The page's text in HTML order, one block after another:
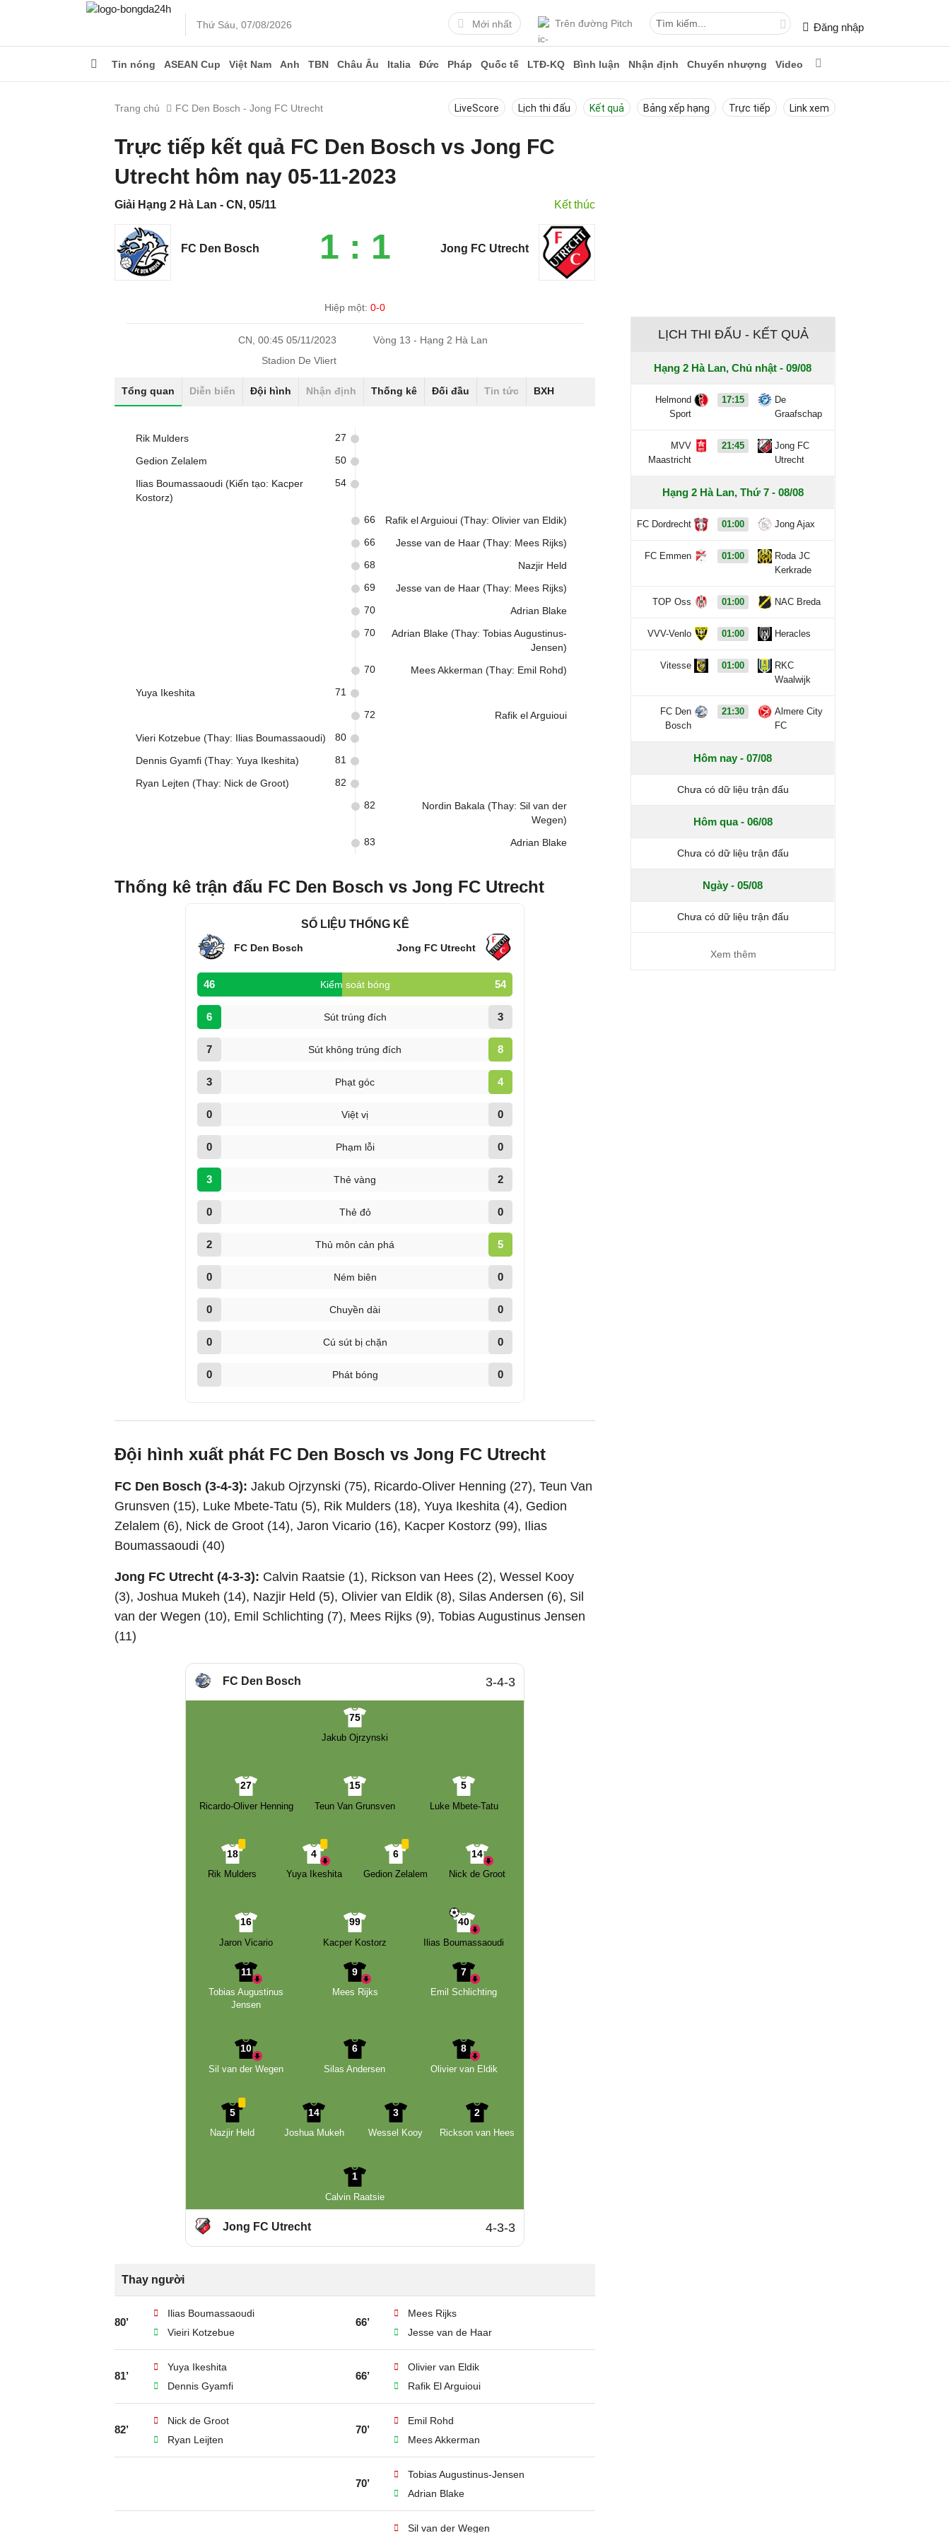
Thứ Sáu, 07/08/2026 Mới nhất Trên đường Pitch Đăng nhập
Tin nóng ASEAN Cup Việt Nam Anh TBN Châu Âu Italia Đức Pháp Quốc tế LTĐ-KQ Bình luận Nhận định Chuyển nhượng Video
Trang chủ FC Den Bosch - Jong FC Utrecht LiveScore Lịch thi đấu Kết quả Bảng xếp hạng Trực tiếp Link xem
Trực tiếp kết quả FC Den Bosch vs Jong FC
Utrecht hôm nay 05-11-2023
Giải Hạng 2 Hà Lan - CN, 05/11 Kết thúc
FC Den Bosch 1 : 1 Jong FC Utrecht
Hiệp một:0-0
CN, 00:45 05/11/2023
Vòng 13 - Hạng 2 Hà Lan
Stadion De Vliert
Tổng quan Diễn biến Đội hình Nhận định Thống kê Đối đầu Tin tức BXH
Rik Mulders 27
Gedion Zelalem 50
Ilias Boumassaoudi (Kiến tạo: Kacper
Kostorz)
54
Rafik el Arguioui (Thay: Olivier van Eldik)
66
Jesse van de Haar (Thay: Mees Rijks)
66
Nazjir Held
68
Jesse van de Haar (Thay: Mees Rijks)
69
Adrian Blake
70
Adrian Blake (Thay: Tobias Augustinus-
Jensen)
70
Mees Akkerman (Thay: Emil Rohd)
70
Yuya Ikeshita 71
Rafik el Arguioui
72
Vieri Kotzebue (Thay: Ilias Boumassaoudi) 80
Dennis Gyamfi (Thay: Yuya Ikeshita) 81
Ryan Lejten (Thay: Nick de Groot) 82
Nordin Bakala (Thay: Sil van der
Wegen)
82
Adrian Blake
83
Thống kê trận đấu FC Den Bosch vs Jong FC Utrecht
SỐ LIỆU THỐNG KÊ
FC Den Bosch Jong FC Utrecht
46 Kiểm soát bóng 54
6 Sút trúng đích 3
7 Sút không trúng đích 8
3 Phạt góc 4
0 Việt vị 0
0 Phạm lỗi 0
3 Thẻ vàng 2
0 Thẻ đỏ 0
2 Thủ môn cản phá 5
0 Ném biên 0
0 Chuyền dài 0
0 Cú sút bị chặn 0
0 Phát bóng 0
Đội hình xuất phát FC Den Bosch vs Jong FC Utrecht
FC Den Bosch (3-4-3): Jakub Ojrzynski (75), Ricardo-Oliver Henning (27), Teun Van
Grunsven (15), Luke Mbete-Tatu (5), Rik Mulders (18), Yuya Ikeshita (4), Gedion
Zelalem (6), Nick de Groot (14), Jaron Vicario (16), Kacper Kostorz (99), Ilias
Boumassaoudi (40)
Jong FC Utrecht (4-3-3): Calvin Raatsie (1), Rickson van Hees (2), Wessel Kooy
(3), Joshua Mukeh (14), Nazjir Held (5), Olivier van Eldik (8), Silas Andersen (6), Sil
van der Wegen (10), Emil Schlichting (7), Mees Rijks (9), Tobias Augustinus Jensen
(11)
FC Den Bosch 3-4-3
75
Jakub Ojrzynski
27
Ricardo-Oliver Henning
15
Teun Van Grunsven
5
Luke Mbete-Tatu
18
Rik Mulders
4
Yuya Ikeshita
6
Gedion Zelalem
14
Nick de Groot
16
Jaron Vicario
99
Kacper Kostorz
40
Ilias Boumassaoudi
11
Tobias Augustinus
Jensen
9
Mees Rijks
7
Emil Schlichting
10
Sil van der Wegen
6
Silas Andersen
8
Olivier van Eldik
5
Nazjir Held
14
Joshua Mukeh
3
Wessel Kooy
2
Rickson van Hees
1
Calvin Raatsie
Jong FC Utrecht 4-3-3
Thay người
80’
Ilias Boumassaoudi
Vieiri Kotzebue
66’
Mees Rijks
Jesse van de Haar
81’
Yuya Ikeshita
Dennis Gyamfi
66’
Olivier van Eldik
Rafik El Arguioui
82’
Nick de Groot
Ryan Leijten
70’
Emil Rohd
Mees Akkerman
70’
Tobias Augustinus-Jensen
Adrian Blake
Sil van der Wegen
LỊCH THI ĐẤU - KẾT QUẢ
Hạng 2 Hà Lan, Chủ nhật - 09/08
Helmond
Sport
17:15
De
Graafschap
MVV
Maastricht
21:45
Jong FC
Utrecht
Hạng 2 Hà Lan, Thứ 7 - 08/08
FC Dordrecht 01:00 Jong Ajax
FC Emmen 01:00
Roda JC
Kerkrade
TOP Oss 01:00 NAC Breda
VVV-Venlo 01:00 Heracles
Vitesse 01:00
RKC
Waalwijk
FC Den
Bosch
21:30
Almere City
FC
Hôm nay - 07/08
Chưa có dữ liệu trận đấu
Hôm qua - 06/08
Chưa có dữ liệu trận đấu
Ngày - 05/08
Chưa có dữ liệu trận đấu
Xem thêm